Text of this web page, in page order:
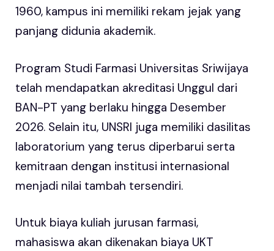
1960, kampus ini memiliki rekam jejak yang
panjang didunia akademik.
Program Studi Farmasi Universitas Sriwijaya
telah mendapatkan akreditasi Unggul dari
BAN-PT yang berlaku hingga Desember
2026. Selain itu, UNSRI juga memiliki dasilitas
laboratorium yang terus diperbarui serta
kemitraan dengan institusi internasional
menjadi nilai tambah tersendiri.
Untuk biaya kuliah jurusan farmasi,
mahasiswa akan dikenakan biaya UKT